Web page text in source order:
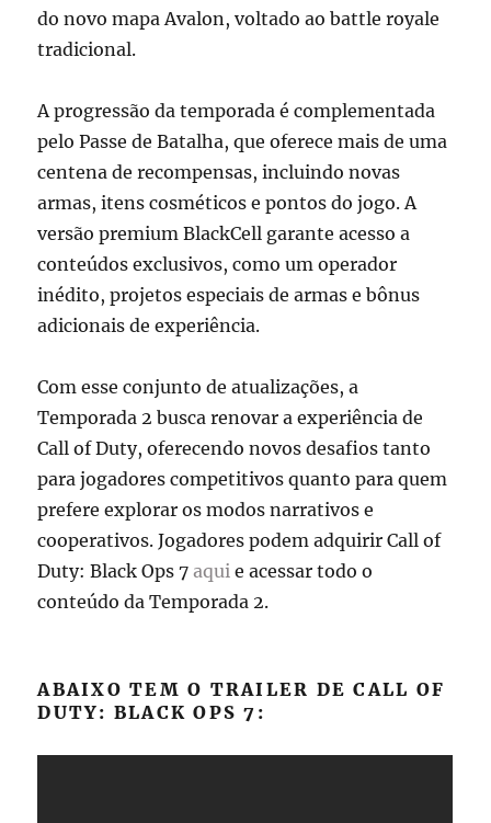
do novo mapa Avalon, voltado ao battle royale
tradicional.
A progressão da temporada é complementada
pelo Passe de Batalha, que oferece mais de uma
centena de recompensas, incluindo novas
armas, itens cosméticos e pontos do jogo. A
versão premium BlackCell garante acesso a
conteúdos exclusivos, como um operador
inédito, projetos especiais de armas e bônus
adicionais de experiência.
Com esse conjunto de atualizações, a
Temporada 2 busca renovar a experiência de
Call of Duty, oferecendo novos desafios tanto
para jogadores competitivos quanto para quem
prefere explorar os modos narrativos e
cooperativos. Jogadores podem adquirir Call of
Duty: Black Ops 7aqui e acessar todo o
conteúdo da Temporada 2.
ABAIXO TEM O TRAILER DE CALL OF
DUTY: BLACK OPS 7: